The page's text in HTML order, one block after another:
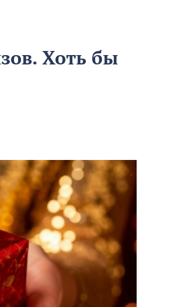
Хоть бы